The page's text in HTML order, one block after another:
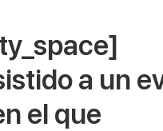
a un
el que